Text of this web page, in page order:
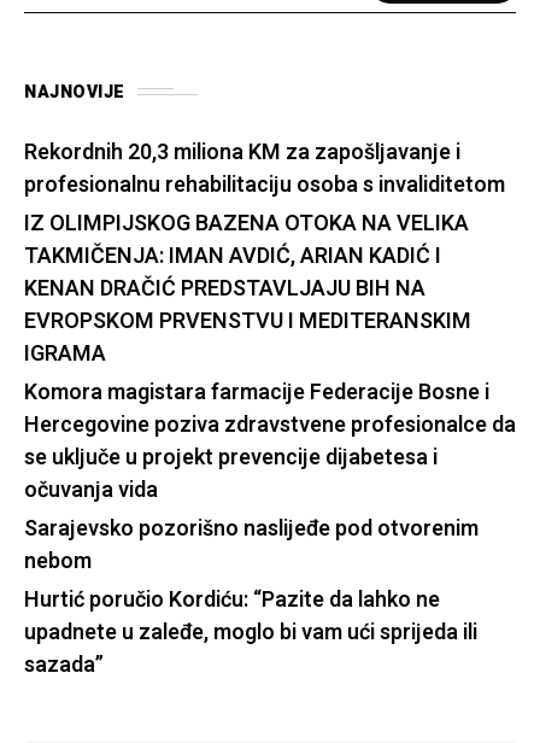
NAJNOVIJE
Rekordnih 20,3 miliona KM za zapošljavanje i
profesionalnu rehabilitaciju osoba s invaliditetom
IZ OLIMPIJSKOG BAZENA OTOKA NA VELIKA
TAKMIČENJA: IMAN AVDIĆ, ARIAN KADIĆ I
KENAN DRAČIĆ PREDSTAVLJAJU BIH NA
EVROPSKOM PRVENSTVU I MEDITERANSKIM
IGRAMA
Komora magistara farmacije Federacije Bosne i
Hercegovine poziva zdravstvene profesionalce da
se uključe u projekt prevencije dijabetesa i
očuvanja vida
Sarajevsko pozorišno naslijeđe pod otvorenim
nebom
Hurtić poručio Kordiću: “Pazite da lahko ne
upadnete u zaleđe, moglo bi vam ući sprijeda ili
sazada”